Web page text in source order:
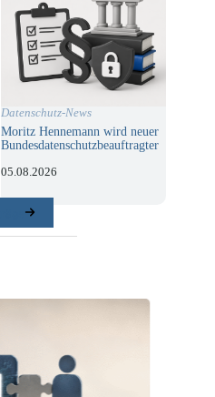
Datenschutz-News
Moritz Hennemann wird neuer
Bundesdatenschutzbeauftragter
05.08.2026